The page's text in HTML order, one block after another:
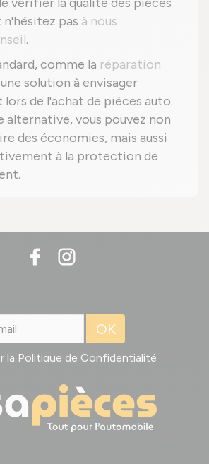
pas à nous
.
comme la réparation
solution à envisager
de l'achat de pièces auto.
alternative, vous pouvez non
des économies, mais aussi
à la protection de
OK
la Politique de Confidentialité